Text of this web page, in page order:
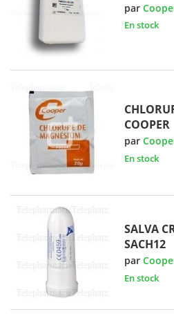
par
En stock
COOPER
par
En stock
SALVA
SACH12
par
En stock